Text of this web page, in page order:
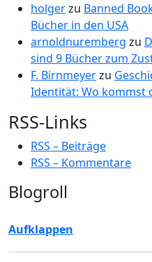
holgerzu Banned
Bücher in den USA
arnoldnuremberg zu
sind 9 Bücher zum
F. Birnmeyerzu
Identität: Wo kommst
RSS-Links
RSS – Beiträge
RSS – Kommentare
Blogroll
Aufklappen